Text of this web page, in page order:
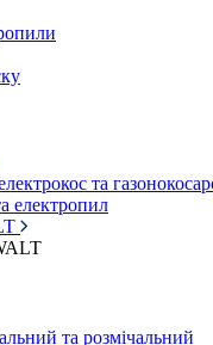
та
електропил
та розмічальний